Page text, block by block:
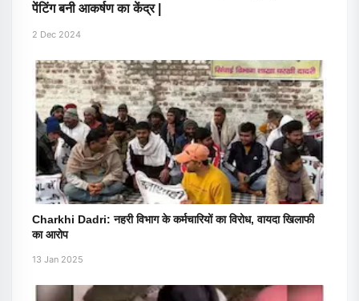
पेंटिंग बनी आकर्षण का केंद्र |
2 Dec 2024
Charkhi Dadri: नहरी विभाग के कर्मचारियों का विरोध, वायदा खिलाफी
का आरोप
13 Jan 2025